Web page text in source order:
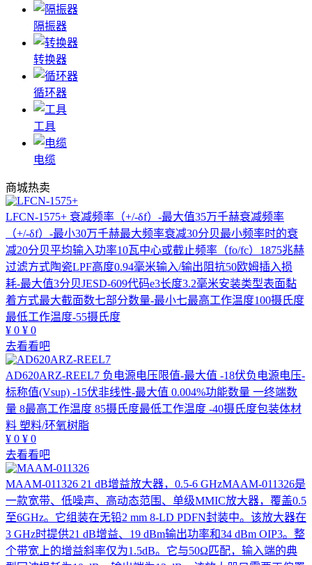
隔振器
转换器
循环器
工具
电缆
商城热卖
LFCN-1575+ 衰减频率（+/-δf）-最大值35万千赫衰减频率
（+/-δf）-最小30万千赫最大频率衰减30分贝最小频率时的衰
减20分贝平均输入功率10瓦中心或截止频率（fo/fc）1875兆赫
过滤方式陶瓷LPF高度0.94毫米输入/输出阻抗50欧姆插入损
耗-最大值3分贝JESD-609代码e3长度3.2毫米安装类型表面黏
着方式最大截面数七部分数量-最小七最高工作温度100摄氏度
最低工作温度-55摄氏度
¥ 0 ¥ 0
去看看吧
AD620ARZ-REEL7 负电源电压限值-最大值 -18伏负电源电压-
标称值(Vsup) -15伏非线性-最大值 0.004%功能数量 一终端数
量 8最高工作温度 85摄氏度最低工作温度 -40摄氏度包装体材
料 塑料/环氧树脂
¥ 0 ¥ 0
去看看吧
MAAM-011326 21 dB增益放大器，0.5-6 GHzMAAM-011326是
一款宽带、低噪声、高动态范围、单级MMIC放大器，覆盖0.5
至6GHz。它组装在无铅2 mm 8-LD PDFN封装中。该放大器在
3 GHz时提供21 dB增益、19 dBm输出功率和34 dBm OIP3。整
个带宽上的增益斜率仅为1.5dB。它与50Ω匹配，输入端的典